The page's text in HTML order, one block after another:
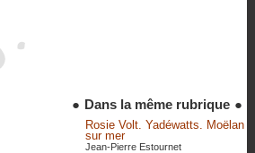
● Dans la même rubrique ●
Rosie Volt. Yadéwatts. Moëlan
sur mer
Jean-Pierre Estournet